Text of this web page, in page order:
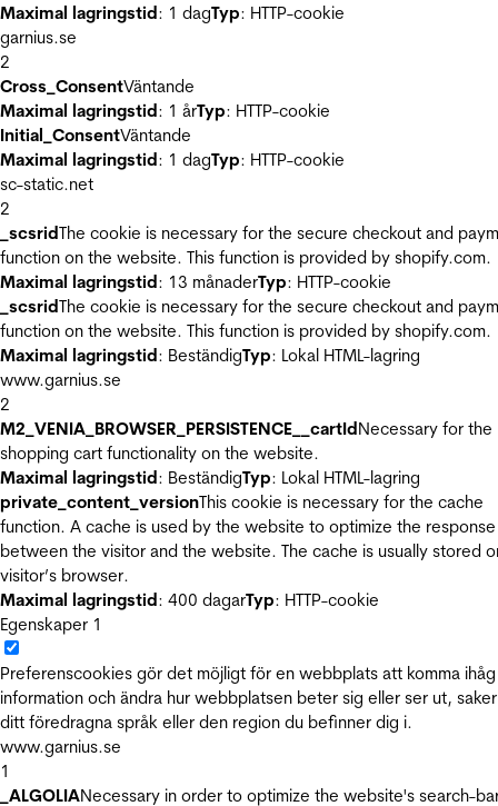
Maximal lagringstid: 1 dagTyp: HTTP-cookie
garnius.se
2
Cross_ConsentVäntande
Maximal lagringstid: 1 årTyp: HTTP-cookie
Initial_ConsentVäntande
Maximal lagringstid: 1 dagTyp: HTTP-cookie
sc-static.net
2
_scsridThe cookie is necessary for the secure checkout and
function on the website. This function is provided by shopify.com.
Maximal lagringstid: 13 månaderTyp: HTTP-cookie
_scsridThe cookie is necessary for the secure checkout and
function on the website. This function is provided by shopify.com.
Maximal lagringstid: BeständigTyp: Lokal HTML-lagring
www.garnius.se
2
M2_VENIA_BROWSER_PERSISTENCE__cartIdNecessary for the
shopping cart functionality on the website.
Maximal lagringstid: BeständigTyp: Lokal HTML-lagring
private_content_versionThis cookie is necessary for the cache
function. A cache is used by the website to optimize the
between the visitor and the website. The cache is usually stored
visitor’s browser.
Maximal lagringstid: 400 dagarTyp: HTTP-cookie
Egenskaper 1
Preferenscookies gör det möjligt för en webbplats att komma ihåg
information och ändra hur webbplatsen beter sig eller ser ut,
ditt föredragna språk eller den region du befinner dig i.
www.garnius.se
1
_ALGOLIANecessary in order to optimize the website's search-